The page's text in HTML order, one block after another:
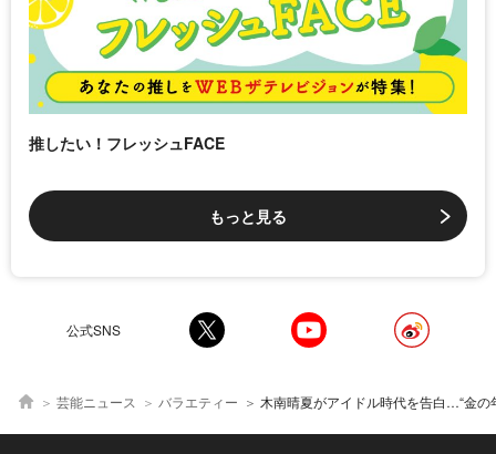
推したい！フレッシュFACE
もっと見る
公式SNS
芸能ニュース バラエティー 木南晴夏がアイドル時代を告白…“金の年”に重なる人生の転機に期待＜突然です